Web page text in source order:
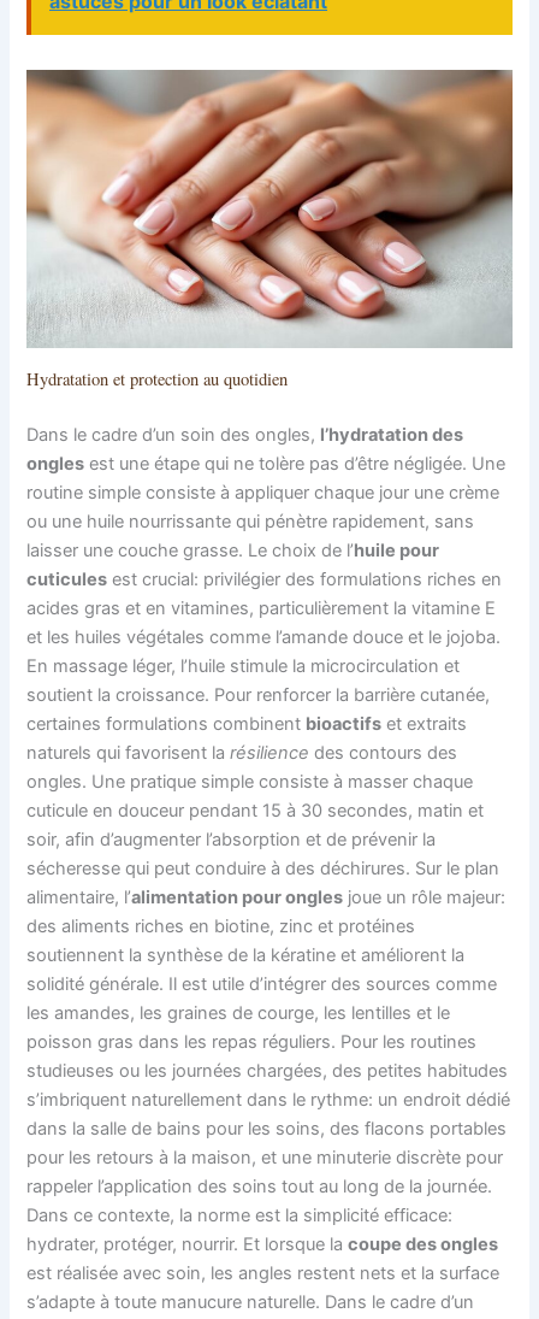
Hydratation et protection au quotidien
Dans le cadre d’un soin des ongles, l’hydratation des
ongles est une étape qui ne tolère pas d’être négligée. Une
routine simple consiste à appliquer chaque jour une crème
ou une huile nourrissante qui pénètre rapidement, sans
laisser une couche grasse. Le choix de l’huile pour
cuticules est crucial: privilégier des formulations riches en
acides gras et en vitamines, particulièrement la vitamine E
et les huiles végétales comme l’amande douce et le jojoba.
En massage léger, l’huile stimule la microcirculation et
soutient la croissance. Pour renforcer la barrière cutanée,
certaines formulations combinent bioactifs et extraits
naturels qui favorisent larésilience des contours des
ongles. Une pratique simple consiste à masser chaque
cuticule en douceur pendant 15 à 30 secondes, matin et
soir, afin d’augmenter l’absorption et de prévenir la
sécheresse qui peut conduire à des déchirures. Sur le plan
alimentaire, l’alimentation pour ongles joue un rôle majeur:
des aliments riches en biotine, zinc et protéines
soutiennent la synthèse de la kératine et améliorent la
solidité générale. Il est utile d’intégrer des sources comme
les amandes, les graines de courge, les lentilles et le
poisson gras dans les repas réguliers. Pour les routines
studieuses ou les journées chargées, des petites habitudes
s’imbriquent naturellement dans le rythme: un endroit dédié
dans la salle de bains pour les soins, des flacons portables
pour les retours à la maison, et une minuterie discrète pour
rappeler l’application des soins tout au long de la journée.
Dans ce contexte, la norme est la simplicité efficace:
hydrater, protéger, nourrir. Et lorsque lacoupe des ongles
est réalisée avec soin, les angles restent nets et la surface
s’adapte à toute manucure naturelle. Dans le cadre d’un